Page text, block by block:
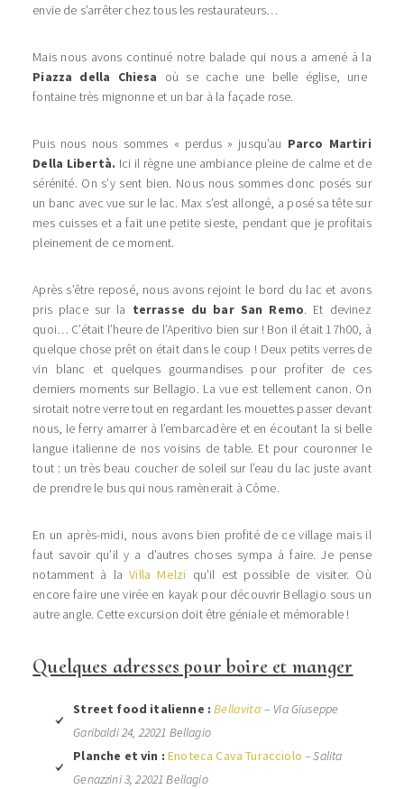
envie de s’arrêter chez tous les restaurateurs…
Mais nous avons continué notre balade qui nous a amené à la
Piazza della Chiesa où se cache une belle église, une
fontaine très mignonne et un bar à la façade rose.
Puis nous nous sommes « perdus » jusqu’au Parco Martiri
Della Libertà. Ici il règne une ambiance pleine de calme et de
sérénité. On s’y sent bien. Nous nous sommes donc posés sur
un banc avec vue sur le lac. Max s’est allongé, a posé sa tête sur
mes cuisses et a fait une petite sieste, pendant que je profitais
pleinement de ce moment.
Après s’être reposé, nous avons rejoint le bord du lac et avons
pris place sur la terrasse du bar San Remo. Et devinez
quoi… C’était l’heure de l’Aperitivo bien sur ! Bon il était 17h00, à
quelque chose prêt on était dans le coup ! Deux petits verres de
vin blanc et quelques gourmandises pour profiter de ces
derniers moments sur Bellagio. La vue est tellement canon. On
sirotait notre verre tout en regardant les mouettes passer devant
nous, le ferry amarrer à l’embarcadère et en écoutant la si belle
langue italienne de nos voisins de table. Et pour couronner le
tout : un très beau coucher de soleil sur l’eau du lac juste avant
de prendre le bus qui nous ramènerait à Côme.
En un après-midi, nous avons bien profité de ce village mais il
faut savoir qu’il y a d’autres choses sympa à faire. Je pense
notamment à laVilla Melzi qu’il est possible de visiter. Où
encore faire une virée en kayak pour découvrir Bellagio sous un
autre angle. Cette excursion doit être géniale et mémorable !
Quelques adresses pour boire et manger
Street food italienne : Bellavita – Via Giuseppe
Garibaldi 24, 22021 Bellagio
Planche et vin :Enoteca Cava Turacciolo –Salita
Genazzini 3, 22021 Bellagio